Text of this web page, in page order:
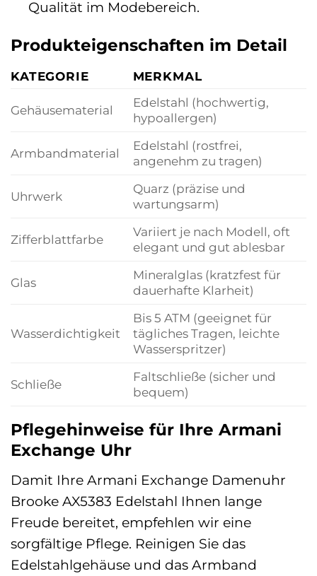
Qualität im Modebereich.
Produkteigenschaften im Detail
KATEGORIE MERKMAL
Gehäusematerial
Edelstahl (hochwertig,
hypoallergen)
Armbandmaterial
Edelstahl (rostfrei,
angenehm zu tragen)
Uhrwerk
Quarz (präzise und
wartungsarm)
Zifferblattfarbe
Variiert je nach Modell, oft
elegant und gut ablesbar
Glas
Mineralglas (kratzfest für
dauerhafte Klarheit)
Wasserdichtigkeit
Bis 5 ATM (geeignet für
tägliches Tragen, leichte
Wasserspritzer)
Schließe
Faltschließe (sicher und
bequem)
Pflegehinweise für Ihre Armani
Exchange Uhr
Damit Ihre Armani Exchange Damenuhr
Brooke AX5383 Edelstahl Ihnen lange
Freude bereitet, empfehlen wir eine
sorgfältige Pflege. Reinigen Sie das
Edelstahlgehäuse und das Armband